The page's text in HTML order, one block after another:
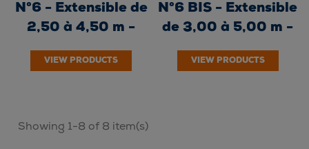
N°6 - Extensible de
2,50 à 4,50 m -
VIEW PRODUCTS
N°6 BIS - Extensible
de 3,00 à 5,00 m -
VIEW PRODUCTS
Showing 1-8 of 8 item(s)